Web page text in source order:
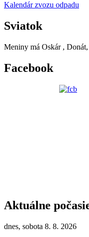
Kalendár zvozu odpadu
Sviatok
Meniny má Oskár ,
Facebook
Aktuálne
dnes, sobota 8. 8. 2026